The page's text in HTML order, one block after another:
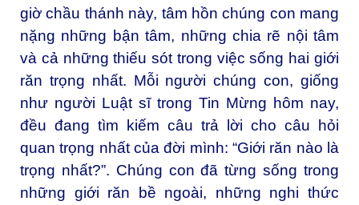
giờ chầu thánh này, tâm hồn chúng con mang
nặng những bận tâm, những chia rẽ nội tâm
và cả những thiếu sót trong việc sống hai giới
răn trọng nhất. Mỗi người chúng con, giống
như người Luật sĩ trong Tin Mừng hôm nay,
đều đang tìm kiếm câu trả lời cho câu hỏi
quan trọng nhất của đời mình: “Giới răn nào là
trọng nhất?”. Chúng con đã từng sống trong
những giới răn bề ngoài, những nghi thức